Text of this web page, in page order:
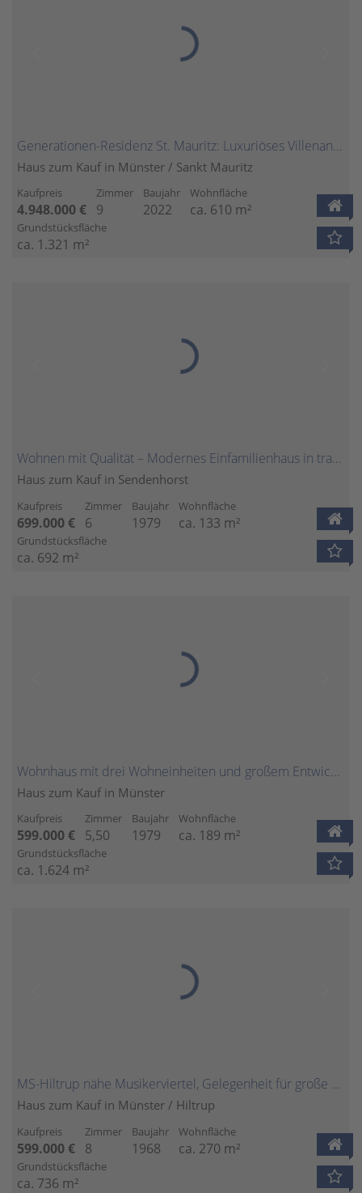
Generationen-Residenz St. Mauritz: Luxuriöses Villenanwesen für die gesamte Familie
Haus zum Kauf in Münster / Sankt Mauritz
Kaufpreis
4.948.000 €
Zimmer
9
Baujahr
2022
Wohnfläche
ca. 610 m²
Grundstücksfläche
ca. 1.321 m²
Wohnen mit Qualität – Modernes Einfamilienhaus in traumhafter Gartenlage
Haus zum Kauf in Sendenhorst
Kaufpreis
699.000 €
Zimmer
6
Baujahr
1979
Wohnfläche
ca. 133 m²
Grundstücksfläche
ca. 692 m²
Wohnhaus mit drei Wohneinheiten und großem Entwicklungspotenzial
Haus zum Kauf in Münster
Kaufpreis
599.000 €
Zimmer
5,50
Baujahr
1979
Wohnfläche
ca. 189 m²
Grundstücksfläche
ca. 1.624 m²
MS-Hiltrup nähe Musikerviertel, Gelegenheit für große Familie oder Handwerker!
Haus zum Kauf in Münster / Hiltrup
Kaufpreis
599.000 €
Zimmer
8
Baujahr
1968
Wohnfläche
ca. 270 m²
Grundstücksfläche
ca. 736 m²